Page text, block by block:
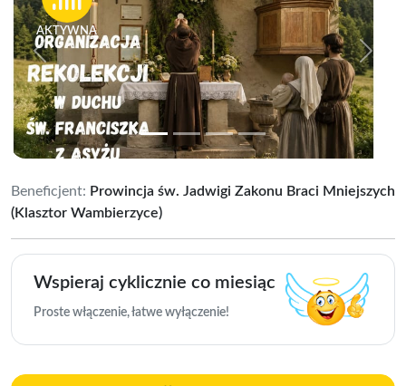
AKTYWNA
Previous Next
Beneficjent: Prowincja św. Jadwigi Zakonu Braci Mniejszych
(Klasztor Wambierzyce)
Wspieraj cyklicznie co miesiąc
Proste włączenie, łatwe wyłączenie!